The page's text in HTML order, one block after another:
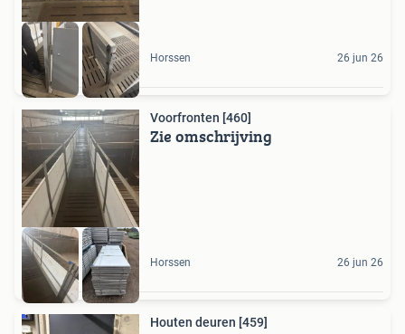
Horssen 26 jun 26
Voorfronten [460]
Zie omschrijving
Horssen 26 jun 26
Houten deuren [459]